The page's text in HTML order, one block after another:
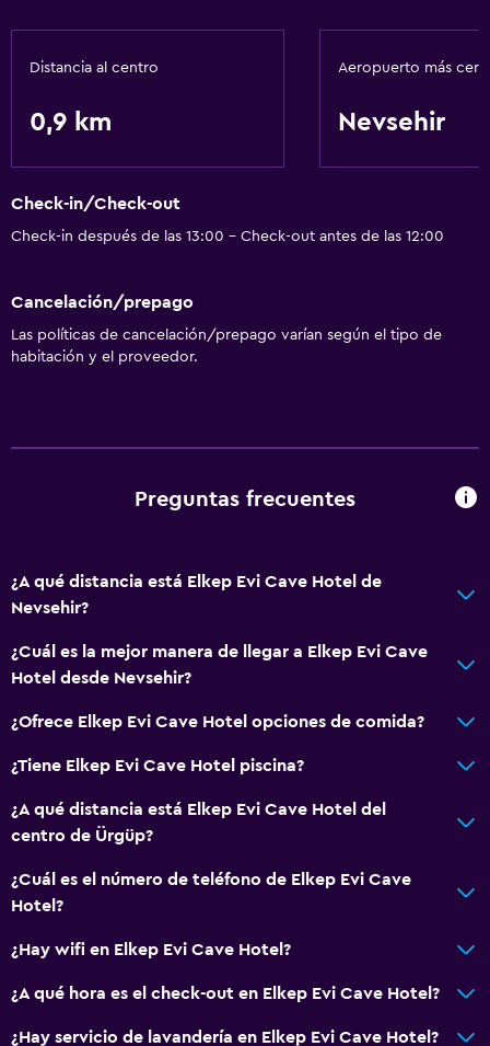
Baño
Secador de pelo
Comedor
Minibar
Actividades
General
Espacio de almacenamiento
Distancia al centro
0,9 km
Aeropuerto más
Nevsehir
Check-in/Check-out
Check-in después de las 13:00 - Check-out antes de las 12:00
Cancelación/prepago
Las políticas de cancelación/prepago varían según el tipo de
habitación y el proveedor.
Preguntas frecuentes
¿A qué distancia está Elkep Evi Cave Hotel de
Nevsehir?
¿Cuál es la mejor manera de llegar a Elkep Evi Cave
Hotel desde Nevsehir?
¿Ofrece Elkep Evi Cave Hotel opciones de comida?
¿Tiene Elkep Evi Cave Hotel piscina?
¿A qué distancia está Elkep Evi Cave Hotel del
centro de Ürgüp?
¿Cuál es el número de teléfono de Elkep Evi Cave
Hotel?
¿Hay wifi en Elkep Evi Cave Hotel?
¿A qué hora es el check-out en Elkep Evi Cave Hotel?
¿Hay servicio de lavandería en Elkep Evi Cave Hotel?